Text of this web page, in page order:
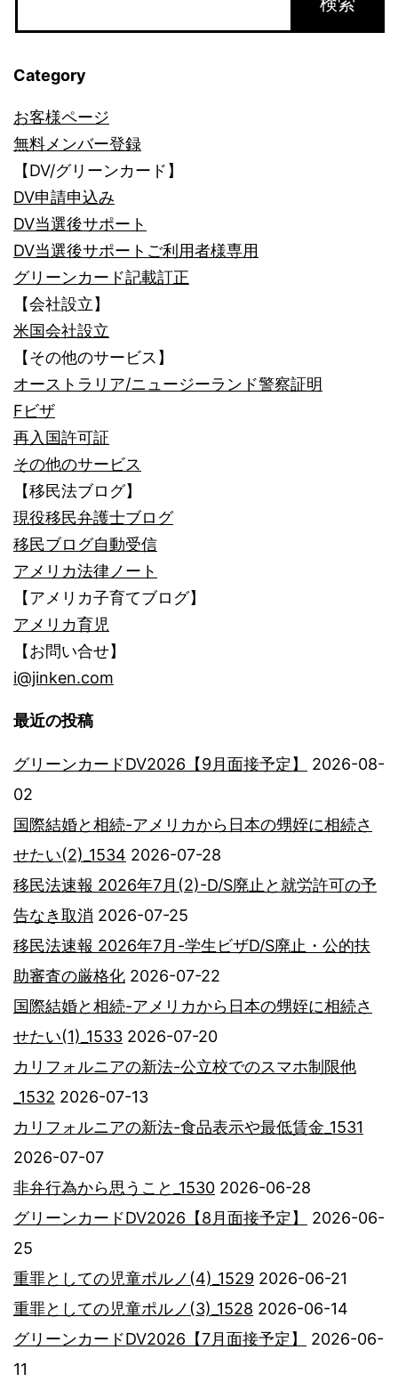
Category
お客様ページ
無料メンバー登録
【DV/グリーンカード】
DV申請申込み
DV当選後サポート
DV当選後サポートご利用者様専用
グリーンカード記載訂正
【会社設立】
米国会社設立
【その他のサービス】
オーストラリア/ニュージーランド警察証明
Fビザ
再入国許可証
その他のサービス
【移民法ブログ】
現役移民弁護士ブログ
移民ブログ自動受信
アメリカ法律ノート
【アメリカ子育てブログ】
アメリカ育児
【お問い合せ】
i@jinken.com
最近の投稿
グリーンカードDV2026【9月面接予定】
2026-08-
02
国際結婚と相続-アメリカから日本の甥姪に相続さ
せたい(2)_1534 2026-07-28
移民法速報 2026年7月(2)-D/S廃止と就労許可の予
告なき取消 2026-07-25
移民法速報 2026年7月-学生ビザD/S廃止・公的扶
助審査の厳格化 2026-07-22
国際結婚と相続-アメリカから日本の甥姪に相続さ
せたい(1)_1533 2026-07-20
カリフォルニアの新法-公立校でのスマホ制限他
_1532 2026-07-13
カリフォルニアの新法-食品表示や最低賃金_1531
2026-07-07
非弁行為から思うこと_1530 2026-06-28
グリーンカードDV2026【8月面接予定】
2026-06-
25
重罪としての児童ポルノ(4)_1529 2026-06-21
重罪としての児童ポルノ(3)_1528 2026-06-14
グリーンカードDV2026【7月面接予定】
2026-06-
11